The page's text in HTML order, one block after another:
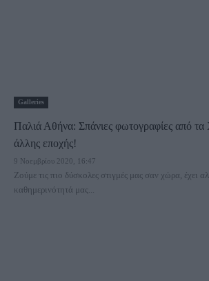
Galleries
Παλιά Αθήνα: Σπάνιες φωτογραφίες από τα
άλλης εποχής!
9 Νοεμβρίου 2020, 16:47
Ζούμε τις πιο δύσκολες στιγμές μας σαν χώρα, έχει
καθημερινότητά μας...